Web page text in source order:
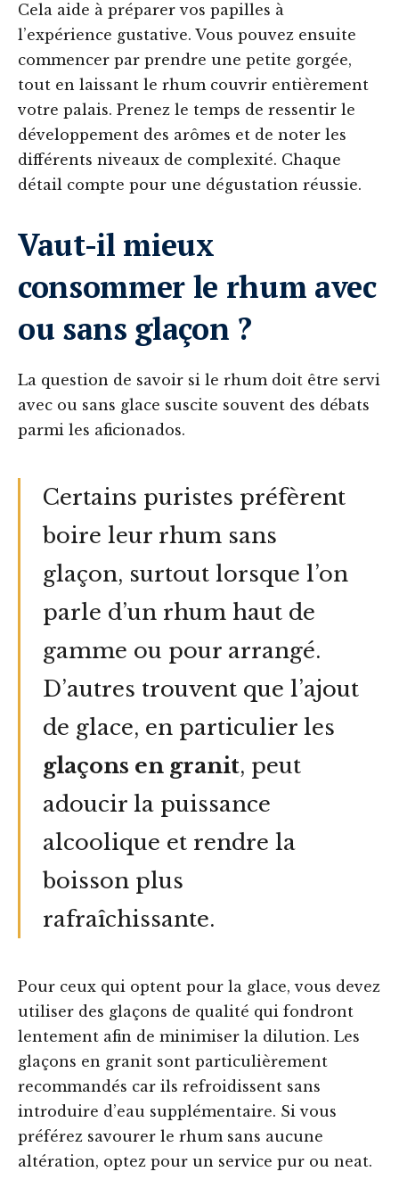
Cela aide à préparer vos papilles à
l’expérience gustative. Vous pouvez ensuite
commencer par prendre une petite gorgée,
tout en laissant le rhum couvrir entièrement
votre palais. Prenez le temps de ressentir le
développement des arômes et de noter les
différents niveaux de complexité. Chaque
détail compte pour une dégustation réussie.
Vaut-il mieux
consommer le rhum avec
ou sans glaçon ?
La question de savoir si le rhum doit être servi
avec ou sans glace suscite souvent des débats
parmi les aficionados.
Certains puristes préfèrent
boire leur rhum sans
glaçon, surtout lorsque l’on
parle d’un rhum haut de
gamme ou pour arrangé.
D’autres trouvent que l’ajout
de glace, en particulier les
glaçons en granit, peut
adoucir la puissance
alcoolique et rendre la
boisson plus
rafraîchissante.
Pour ceux qui optent pour la glace, vous devez
utiliser des glaçons de qualité qui fondront
lentement afin de minimiser la dilution. Les
glaçons en granit sont particulièrement
recommandés car ils refroidissent sans
introduire d’eau supplémentaire. Si vous
préférez savourer le rhum sans aucune
altération, optez pour un service pur ou neat.